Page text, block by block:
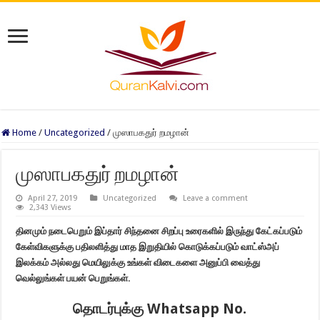
Home / Uncategorized / முஸாபகதுர் றமழான்
முஸாபகதுர் றமழான்
April 27, 2019 Uncategorized
Leave a comment
2,343 Views
தினமும் நடைபெறும் இப்தார் சிந்தனை சிறப்பு உரைகளில் இருந்து கேட்கப்படும்
கேள்விகளுக்கு பதிலளித்து மாத இறுதியில் கொடுக்கப்படும் வாட்ஸ்அப்
இலக்கம் அல்லது மெயிலுக்கு உங்கள் விடைகளை அனுப்பி வைத்து
வெல்லுங்கள் பயன் பெறுங்கள்.
தொடர்புக்கு Whatsapp No.